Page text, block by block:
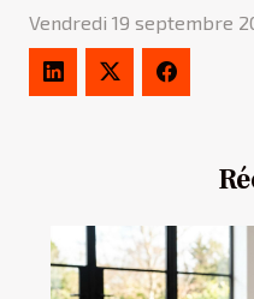
Vendredi 19 septembre